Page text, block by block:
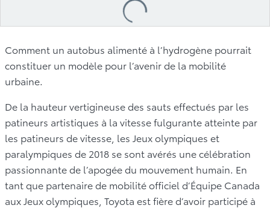
Loading
Comment un autobus alimenté à l’hydrogène pourrait
constituer un modèle pour l’avenir de la mobilité
urbaine.
De la hauteur vertigineuse des sauts effectués par les
patineurs artistiques à la vitesse fulgurante atteinte par
les patineurs de vitesse, les Jeux olympiques et
paralympiques de 2018 se sont avérés une célébration
passionnante de l’apogée du mouvement humain. En
tant que partenaire de mobilité officiel d’Équipe Canada
aux Jeux olympiques, Toyota est fière d’avoir participé à